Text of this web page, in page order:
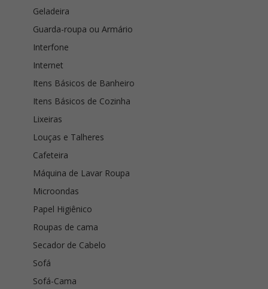
Geladeira
Guarda-roupa ou Armário
Interfone
Internet
Itens Básicos de Banheiro
Itens Básicos de Cozinha
Lixeiras
Louças e Talheres
Cafeteira
Máquina de Lavar Roupa
Microondas
Papel Higiênico
Roupas de cama
Secador de Cabelo
Sofá
Sofá-Cama